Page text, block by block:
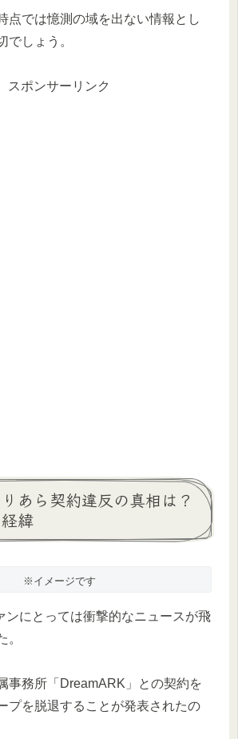
点では憶測の域を出ない情報とし
でしょう。
スポンサーリンク
あら契約違反の真相は？
緯
※イメージです
ンにとっては衝撃的なニュースが飛
。
事務所「DreamARK」との契約を
プを脱退することが発表されたの